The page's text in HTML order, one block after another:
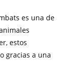
es una de
estos
gracias a una